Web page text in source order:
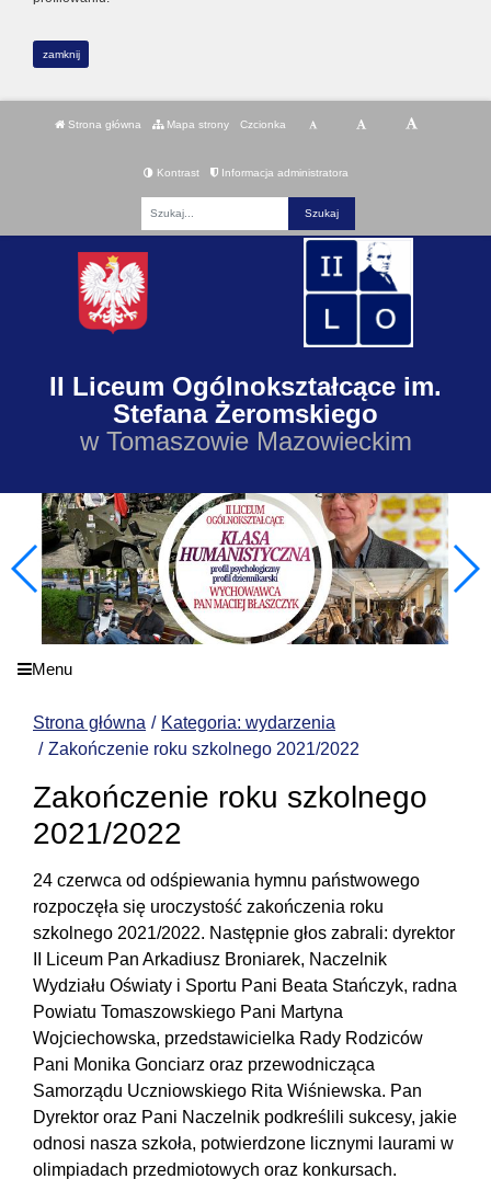
zamknij
Strona główna Mapa strony Czcionka
Kontrast Informacja administratora
II Liceum Ogólnokształcące im.
Stefana Żeromskiego
w Tomaszowie Mazowieckim
Menu
Strona główna
Kategoria: wydarzenia
Zakończenie roku szkolnego 2021/2022
Zakończenie roku szkolnego
2021/2022
24 czerwca od odśpiewania hymnu państwowego
rozpoczęła się uroczystość zakończenia roku
szkolnego 2021/2022. Następnie głos zabrali: dyrektor
II Liceum Pan Arkadiusz Broniarek, Naczelnik
Wydziału Oświaty i Sportu Pani Beata Stańczyk, radna
Powiatu Tomaszowskiego Pani Martyna
Wojciechowska, przedstawicielka Rady Rodziców
Pani Monika Gonciarz oraz przewodnicząca
Samorządu Uczniowskiego Rita Wiśniewska. Pan
Dyrektor oraz Pani Naczelnik podkreślili sukcesy, jakie
odnosi nasza szkoła, potwierdzone licznymi laurami w
olimpiadach przedmiotowych oraz konkursach.